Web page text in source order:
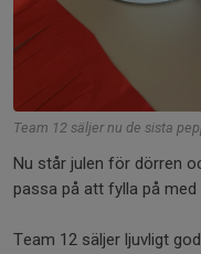
Team 12 säljer nu de sista
Nu står julen för dörren
passa på att fylla på med
Team 12 säljer ljuvligt